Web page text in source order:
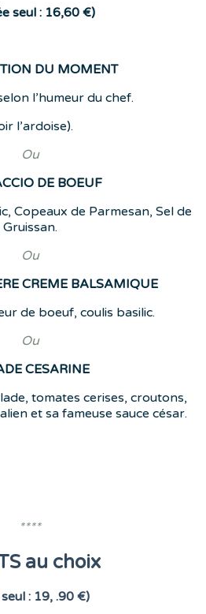
seul : 16,60 €)
DU MOMENT
l’humeur du chef.
l’ardoise).
Ou
DE BOEUF
Copeaux de Parmesan, Sel de
Gruissan.
Ou
CREME BALSAMIQUE
de boeuf, coulis basilic.
Ou
CESARINE
tomates cerises, croutons,
et sa fameuse sauce césar.
****
au choix
: 19, .90 €)